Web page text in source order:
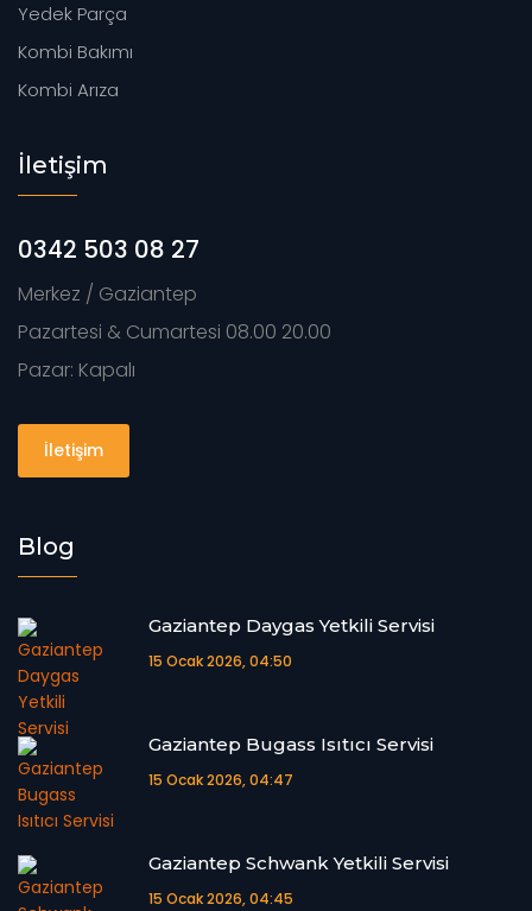
Yedek Parça
Kombi Bakımı
Kombi Arıza
İletişim
0342 503 08 27
Merkez / Gaziantep
Pazartesi & Cumartesi 08.00 20.00
Pazar: Kapalı
İletişim
Blog
Gaziantep Daygas Yetkili Servisi
15 Ocak 2026, 04:50
Gaziantep Bugass Isıtıcı Servisi
15 Ocak 2026, 04:47
Gaziantep Schwank Yetkili Servisi
15 Ocak 2026, 04:45